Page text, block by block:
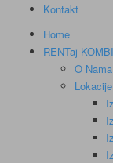
Kontakt
Home
RENTaj KOMBI
O Nama
Lokacije